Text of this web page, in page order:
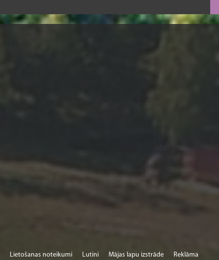
Lietošanas noteikumi Lutini Mājas lapu izstrāde Reklāma